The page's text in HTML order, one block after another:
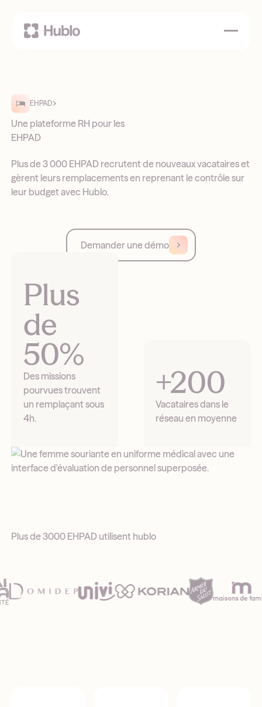
EHPAD
Une plateforme RH pour les
EHPAD
Plus de 3 000 EHPAD recrutent de nouveaux vacataires et
gèrent leurs remplacements en reprenant le contrôle sur
leur budget avec Hublo.
Demander une démo
Plus
de
50%
Des missions
pourvues trouvent
un remplaçant sous
4h.
+200
Vacataires dans le
réseau en moyenne
Plus de 3000 EHPAD utilisent hublo